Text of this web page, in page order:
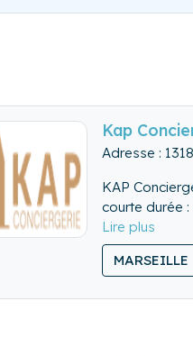
Kap
Adresse :
KAP
MARSEILLE